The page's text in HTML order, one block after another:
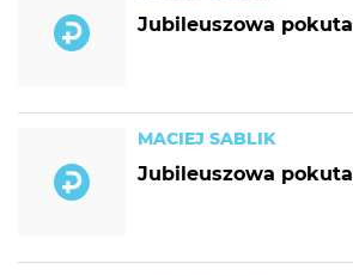
Jubileuszowa pokuta
MACIEJ SABLIK
Jubileuszowa pokuta